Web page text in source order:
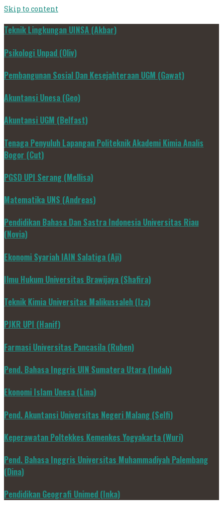
Skip to content
Teknik Lingkungan UINSA (Akbar)
Psikologi Unpad (Oliv)
Pembangunan Sosial Dan Kesejahteraan UGM (Gawat)
Akuntansi Unesa (Geo)
Akuntansi UGM (Belfast)
Tenaga Penyuluh Lapangan Politeknik Akademi Kimia Analis
Bogor (Cut)
PGSD UPI Serang (Mellisa)
Matematika UNS (Andreas)
Pendidikan Bahasa Dan Sastra Indonesia Universitas Riau
(Novia)
Ekonomi Syariah IAIN Salatiga (Aji)
Ilmu Hukum Universitas Brawijaya (Shafira)
Teknik Kimia Universitas Malikussaleh (Iza)
PJKR UPI (Hanif)
Farmasi Universitas Pancasila (Ruben)
Pend. Bahasa Inggris UIN Sumatera Utara (Indah)
Ekonomi Islam Unesa (Lina)
Pend. Akuntansi Universitas Negeri Malang (Selfi)
Keperawatan Poltekkes Kemenkes Yogyakarta (Wuri)
Pend. Bahasa Inggris Universitas Muhammadiyah Palembang
(Dina)
Pendidikan Geografi Unimed (Inka)